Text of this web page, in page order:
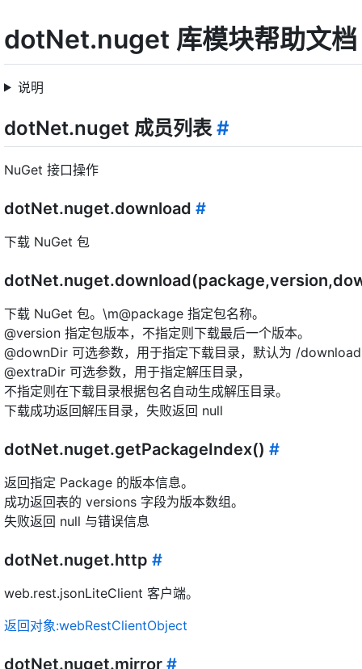
dotNet.nuget 库模块帮助文档
说明
dotNet.nuget 成员列表 #
NuGet 接口操作
dotNet.nuget.download #
下载 NuGet 包
下载 NuGet 包。\m@package 指定包名称。
@version 指定包版本，不指定则下载最后一个版本。
@downDir 可选参数，用于指定下载目录，默认为 /
@extraDir 可选参数，用于指定解压目录，
不指定则在下载目录根据包名自动生成解压目录。
下载成功返回解压目录，失败返回 null
dotNet.nuget.getPackageIndex() #
返回指定 Package 的版本信息。
成功返回表的 versions 字段为版本数组。
失败返回 null 与错误信息
dotNet.nuget.http #
web.rest.jsonLiteClient 客户端。
返回对象:webRestClientObject
dotNet.nuget.mirror #